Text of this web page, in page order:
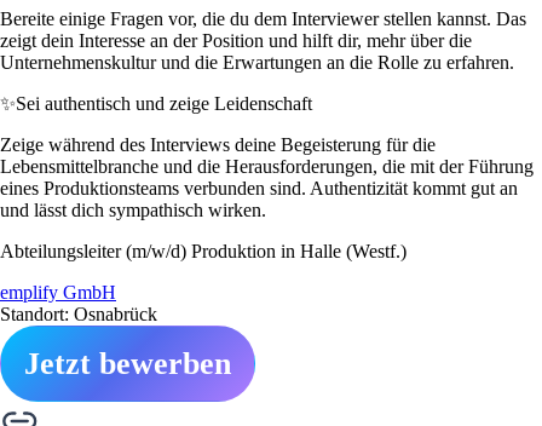
Bereite einige Fragen vor, die du dem Interviewer stellen kannst. Das
zeigt dein Interesse an der Position und hilft dir, mehr über die
Unternehmenskultur und die Erwartungen an die Rolle zu erfahren.
✨Sei authentisch und zeige Leidenschaft
Zeige während des Interviews deine Begeisterung für die
Lebensmittelbranche und die Herausforderungen, die mit der Führung
eines Produktionsteams verbunden sind. Authentizität kommt gut an
und lässt dich sympathisch wirken.
Abteilungsleiter (m/w/d) Produktion in Halle (Westf.)
emplify GmbH
Standort: Osnabrück
Jetzt bewerben